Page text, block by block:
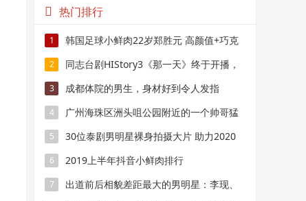
热门排行
1
韩国足球小鲜肉22岁郑胜元 高颜值+巧克
力腹肌帅气场上
2
同志台剧HIStory3《那一天》终于开播，
但这颜值没啥看点
3 成都体院的男生，身材好到令人发指
4
广州海珠区洲头咀公园附近的一个帅哥猛
男烤肉摊
5
30位泰剧男明星裸身拍摄大片 助力2020
泰国乳腺癌粉红丝带
6 2019上半年抖音小鲜肉排行
7
出道前后相貌差距最大的男明星：李现、